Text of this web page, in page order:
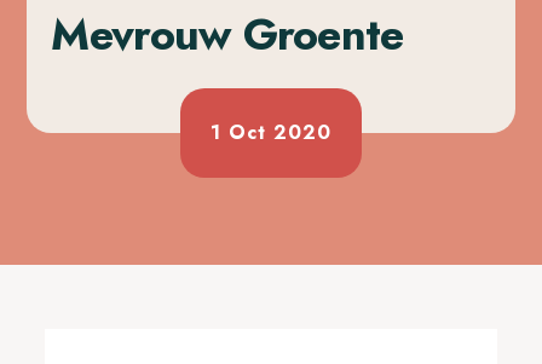
Mevrouw Groente
1 Oct 2020